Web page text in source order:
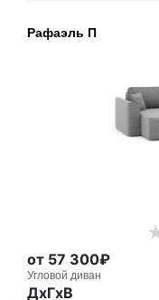
Рафаэль П
от 57 300₽
Угловой диван
ДxГxВ